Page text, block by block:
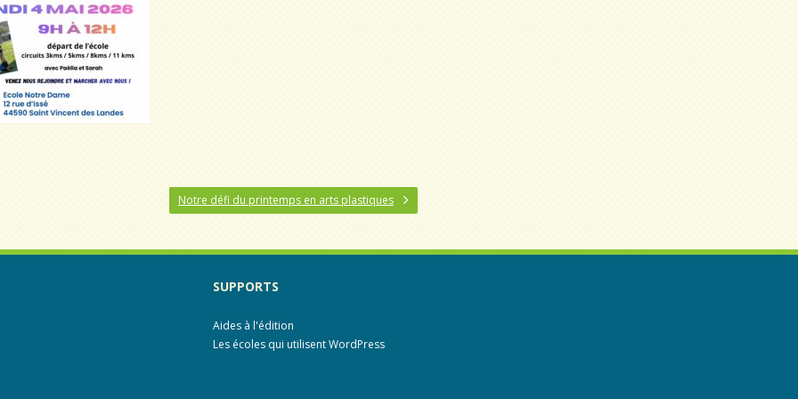
Notre défi du printemps en arts plastiques
SUPPORTS
Aides à l'édition
Les écoles qui utilisent WordPress